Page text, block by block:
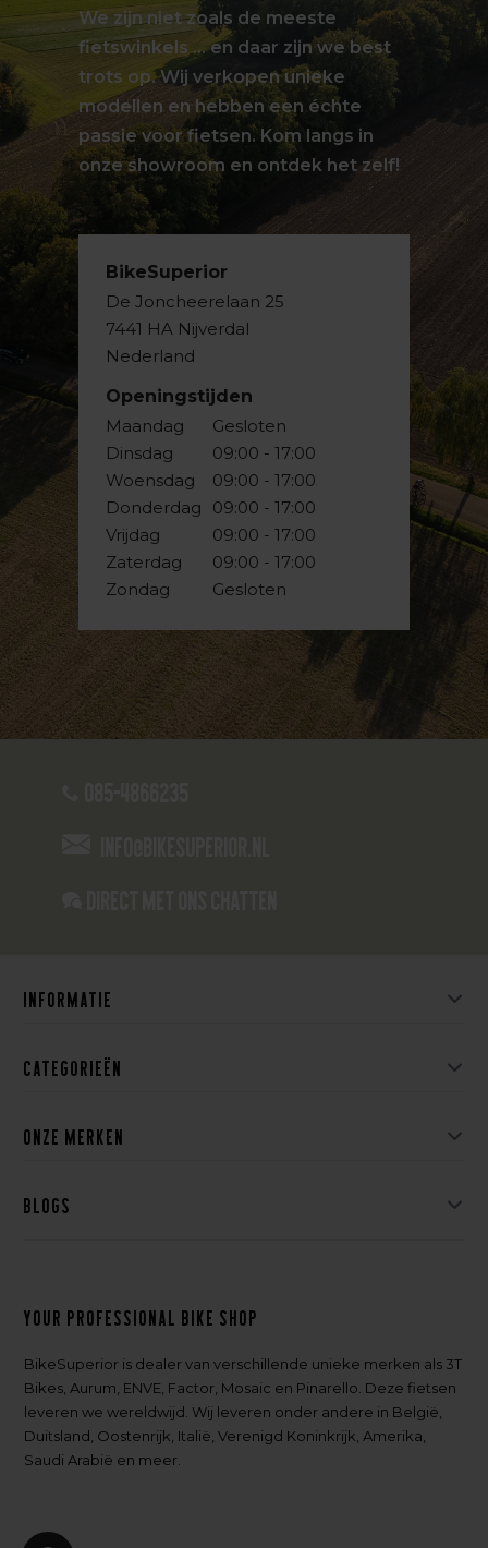
We zijn niet zoals de meeste
fietswinkels … en daar zijn we best
trots op. Wij verkopen unieke
modellen en hebben een échte
passie voor fietsen. Kom langs in
onze showroom en ontdek het zelf!
BikeSuperior
De Joncheerelaan 25
7441 HA Nijverdal
Nederland
Openingstijden
Maandag
Dinsdag
Woensdag
Donderdag
Vrijdag
Zaterdag
Zondag
Gesloten
09:00 - 17:00
09:00 - 17:00
09:00 - 17:00
09:00 - 17:00
09:00 - 17:00
Gesloten
Informatie
Categorieën
Onze merken
Blogs
Your professional bike shop
BikeSuperior is dealer van verschillende unieke merken als 3T
Bikes, Aurum, ENVE, Factor, Mosaic en Pinarello. Deze fietsen
leveren we wereldwijd. Wij leveren onder andere in België,
Duitsland, Oostenrijk, Italië, Verenigd Koninkrijk, Amerika,
Saudi Arabië en meer.